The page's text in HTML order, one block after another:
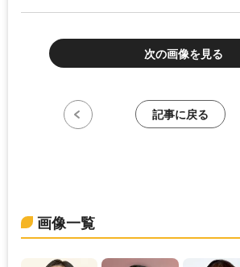
次の画像を見る
記事に戻る
画像一覧